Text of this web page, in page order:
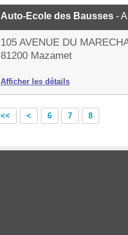
Auto-Ecole des Bausses -
105 AVENUE DU
81200 Mazamet
Afficher les détails
<< < 6 7 8